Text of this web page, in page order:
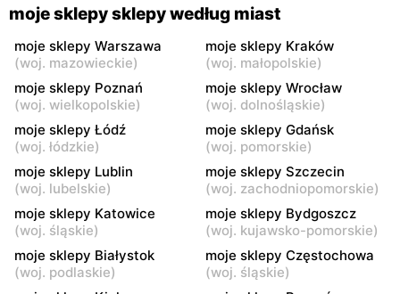
Gorzyce, ul. Szkolna 44 Grębów, ul. Wydrza 180
moje sklepy
Jadachy, ul. Jadachy 111
moje sklepy
Jeżowe, ul. Zalesie 77
moje sklepy
Kazimierza Wielka, ul.
Kolejowa 15
moje sklepy
Kamień, ul. Błonie 23
moje sklepy
Górki, ul. Górki 71
moje sklepy
Gumniska, ul. Gumniska
157C
moje sklepy
Iwierzyce, ul. Iwierzyce
152A
moje sklepy
Tczew, ul. Franciszka Żwirki
moje sklepy sklepy według miast
moje sklepy Warszawa
(woj. mazowieckie)
moje sklepy Kraków
(woj. małopolskie)
moje sklepy Poznań
(woj. wielkopolskie)
moje sklepy Wrocław
(woj. dolnośląskie)
moje sklepy Łódź
(woj. łódzkie)
moje sklepy Gdańsk
(woj. pomorskie)
moje sklepy Lublin
(woj. lubelskie)
moje sklepy Szczecin
(woj. zachodniopomorskie)
moje sklepy Katowice
(woj. śląskie)
moje sklepy Bydgoszcz
(woj. kujawsko-pomorskie)
moje sklepy Białystok
(woj. podlaskie)
moje sklepy Częstochowa
(woj. śląskie)